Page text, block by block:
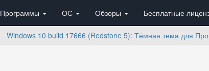
Программы ОС Обзоры Бесплатные
Windows 10 build 17666 (Redstone 5): Тёмная тема для